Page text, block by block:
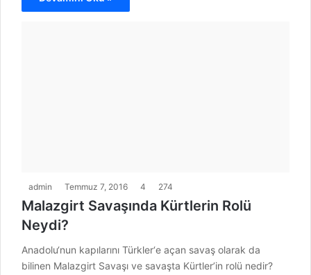
admin Temmuz 7, 2016 4 274
Malazgirt Savaşında Kürtlerin Rolü
Neydi?
Anadolu‘nun kapılarını Türkler‘e açan savaş olarak da
bilinen Malazgirt Savaşı ve savaşta Kürtler’in rolü nedir?